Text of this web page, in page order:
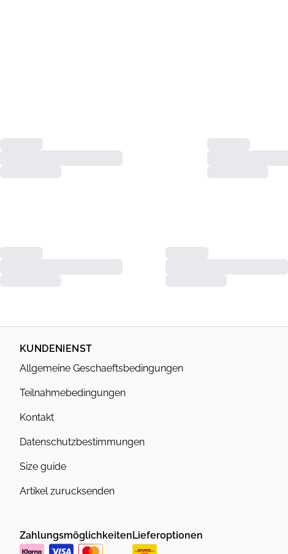
KUNDENIENST
Allgemeine Geschaeftsbedingungen
Teilnahmebedingungen
Kontakt
Datenschutzbestimmungen
Size guide
Artikel zurucksenden
ZahlungsmöglichkeitenLieferoptionen